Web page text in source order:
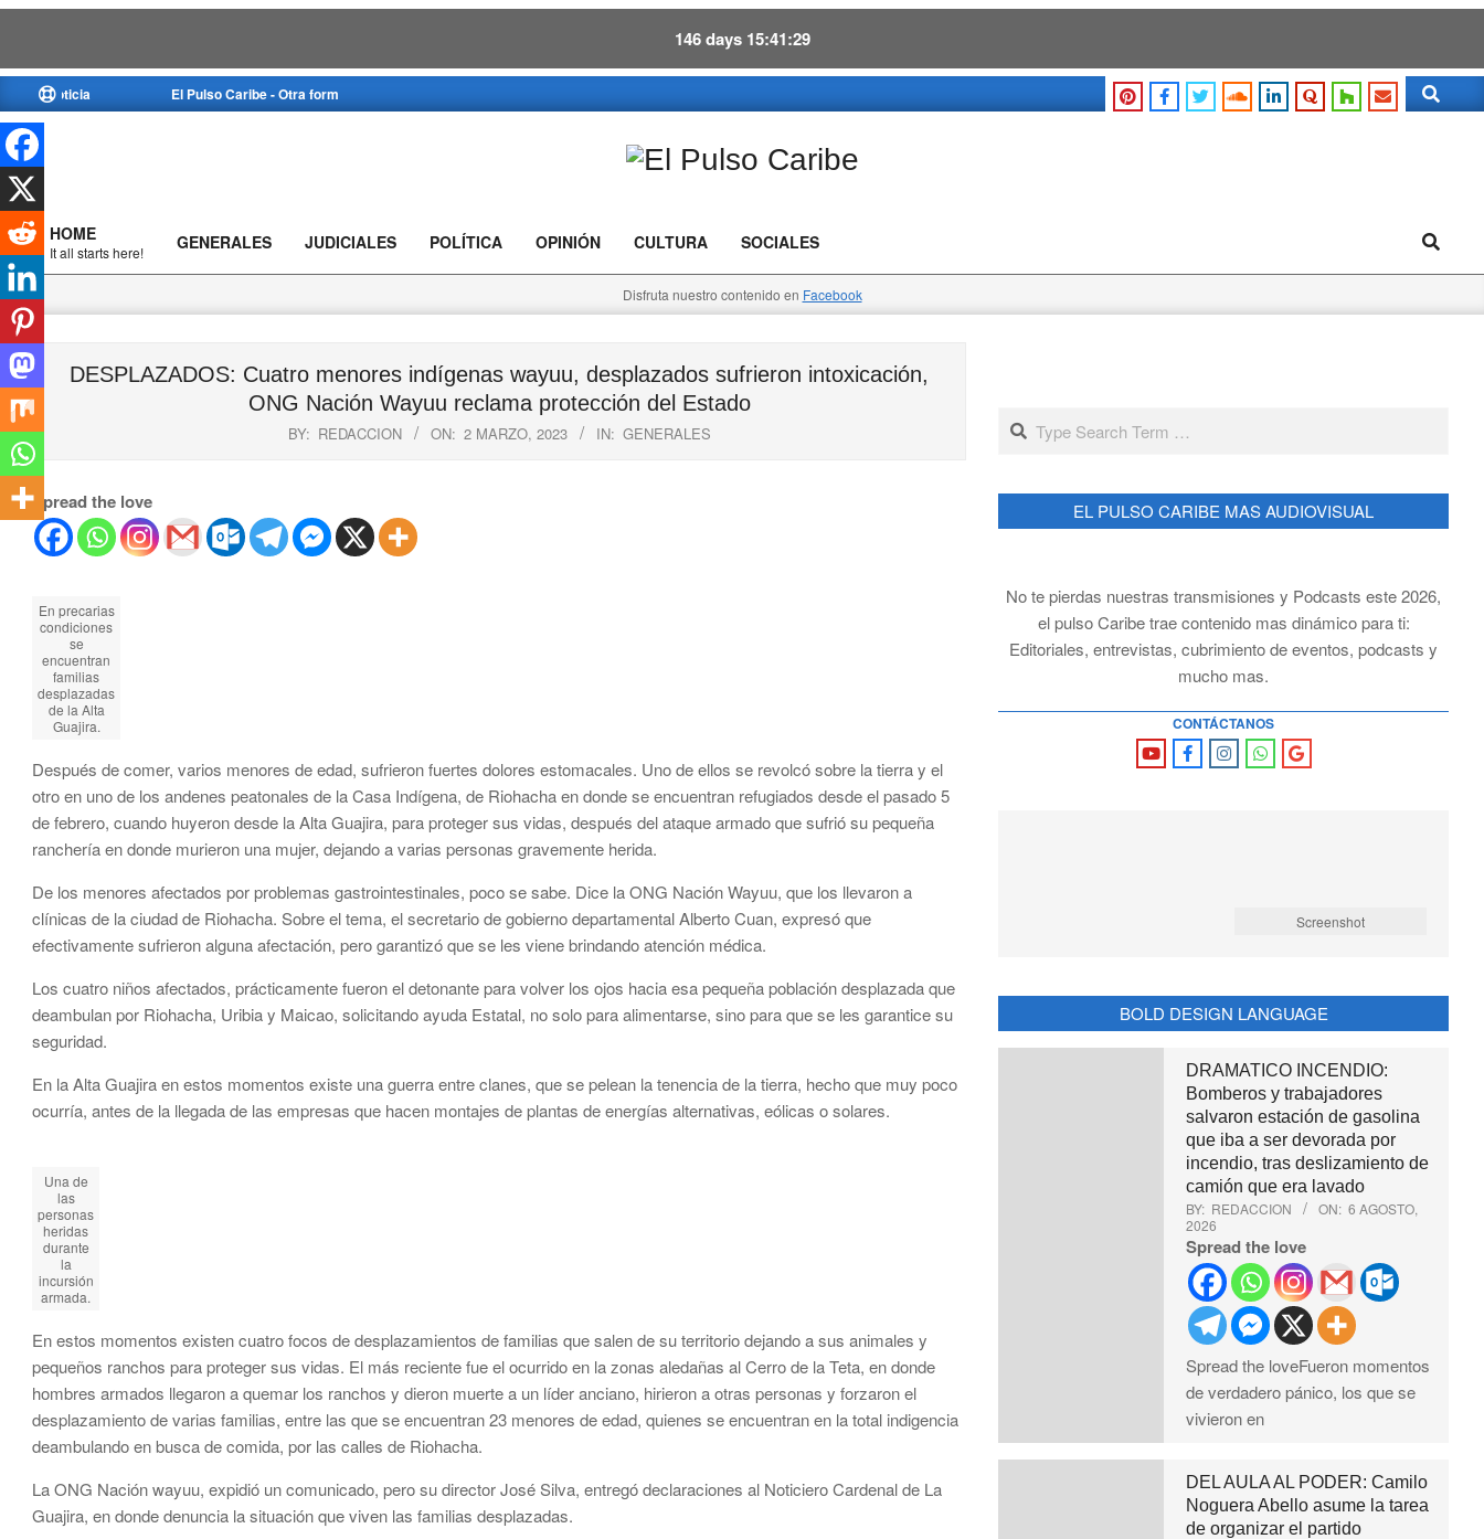
146 days 15 41 28
to
content
noticia El Pulso Caribe - Otra forma de ver la noticia Search
Caribe
Primary
Navigation
Menu
HOME
It all starts here! GENERALES JUDICIALES POLÍTICA OPINIÓN CULTURA SOCIALES Search
Disfruta nuestro contenido en Facebook
DESPLAZADOS: Cuatro menores indígenas wayuu, desplazados sufrieron intoxicación,
ONG Nación Wayuu reclama protección del Estado
BY: REDACCION ON: 2 MARZO, 2023 IN: GENERALES
Spread the love
En precarias
condiciones
se
encuentran
familias
desplazadas
de la Alta
Guajira.
Después de comer, varios menores de edad, sufrieron fuertes dolores estomacales. Uno de ellos se revolcó sobre la tierra y el
otro en uno de los andenes peatonales de la Casa Indígena, de Riohacha en donde se encuentran refugiados desde el pasado 5
de febrero, cuando huyeron desde la Alta Guajira, para proteger sus vidas, después del ataque armado que sufrió su pequeña
ranchería en donde murieron una mujer, dejando a varias personas gravemente herida.
De los menores afectados por problemas gastrointestinales, poco se sabe. Dice la ONG Nación Wayuu, que los llevaron a
clínicas de la ciudad de Riohacha. Sobre el tema, el secretario de gobierno departamental Alberto Cuan, expresó que
efectivamente sufrieron alguna afectación, pero garantizó que se les viene brindando atención médica.
Los cuatro niños afectados, prácticamente fueron el detonante para volver los ojos hacia esa pequeña población desplazada que
deambulan por Riohacha, Uribia y Maicao, solicitando ayuda Estatal, no solo para alimentarse, sino para que se les garantice su
seguridad.
En la Alta Guajira en estos momentos existe una guerra entre clanes, que se pelean la tenencia de la tierra, hecho que muy poco
ocurría, antes de la llegada de las empresas que hacen montajes de plantas de energías alternativas, eólicas o solares.
Una de
las
personas
heridas
durante
la
incursión
armada.
En estos momentos existen cuatro focos de desplazamientos de familias que salen de su territorio dejando a sus animales y
pequeños ranchos para proteger sus vidas. El más reciente fue el ocurrido en la zonas aledañas al Cerro de la Teta, en donde
hombres armados llegaron a quemar los ranchos y dieron muerte a un líder anciano, hirieron a otras personas y forzaron el
desplazamiento de varias familias, entre las que se encuentran 23 menores de edad, quienes se encuentran en la total indigencia
deambulando en busca de comida, por las calles de Riohacha.
La ONG Nación wayuu, expidió un comunicado, pero su director José Silva, entregó declaraciones al Noticiero Cardenal de La
Guajira, en donde denuncia la situación que viven las familias desplazadas.
Search
EL PULSO CARIBE MAS AUDIOVISUAL
No te pierdas nuestras transmisiones y Podcasts este 2026,
el pulso Caribe trae contenido mas dinámico para ti:
Editoriales, entrevistas, cubrimiento de eventos, podcasts y
mucho mas.
CONTÁCTANOS
Screenshot
BOLD DESIGN LANGUAGE
DRAMATICO INCENDIO:
Bomberos y trabajadores
salvaron estación de gasolina
que iba a ser devorada por
incendio, tras deslizamiento de
camión que era lavado
BY: REDACCION ON: 6 AGOSTO,
2026
Spread the love
Spread the loveFueron momentos
de verdadero pánico, los que se
vivieron en
DEL AULA AL PODER: Camilo
Noguera Abello asume la tarea
de organizar el partido